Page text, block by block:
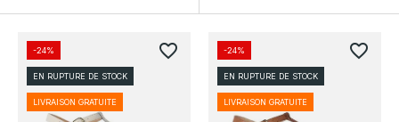
-24%
EN RUPTURE DE STOCK
LIVRAISON GRATUITE
favorite_border -24%
EN RUPTURE DE STOCK
LIVRAISON GRATUITE
favorite_border